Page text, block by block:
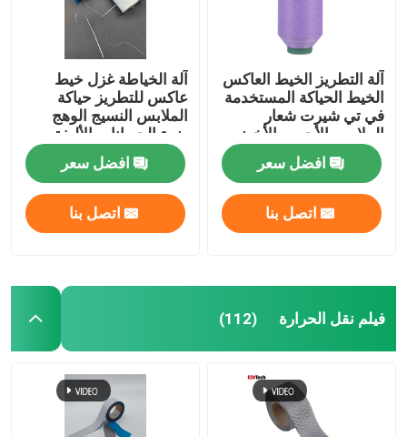
آلة التطريز الخيط العاكس
الخيط الحياكة المستخدمة
في تي شيرت شعار
الملابس الأحمر والأخضر
افضل سعر
اتصل بنا
آلة الخياطة غزل خيط
عاكس للتطريز حياكة
الملابس النسيج الوهج
ضوء الحيوانات الأليفة
افضل سعر
اتصل بنا
فيلم نقل الحرارة (112)